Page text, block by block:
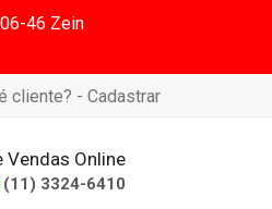
46 Zein
cliente? - Cadastrar
Vendas Online
(11) 3324-6410